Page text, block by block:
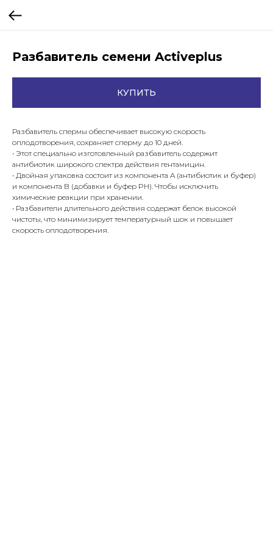
Разбавитель семени Activeplus
КУПИТЬ
Разбавитель спермы обеспечивает высокую скорость
оплодотворения, сохраняет сперму до 10 дней.
• Этот специально изготовленный разбавитель содержит
антибиотик широкого спектра действия гентамицин.
• Двойная упаковка состоит из компонента A (антибиотик и буфер)
и компонента B (добавки и буфер PH). Чтобы исключить
химические реакции при хранении.
• Разбавители длительного действия содержат белок высокой
чистоты, что минимизирует температурный шок и повышает
скорость оплодотворения.